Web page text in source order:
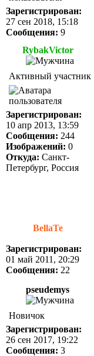
Зарегистрирован:
27 сен 2018, 15:18
Сообщения: 9
RybakVictor
Активный участник
Зарегистрирован:
10 апр 2013, 13:59
Сообщения: 244
Изображений: 0
Откуда: Санкт-
Петербург, Россия
BellaTe
Зарегистрирован:
01 май 2011, 20:29
Сообщения: 22
pseudemys
Новичок
Зарегистрирован:
26 сен 2017, 19:22
Сообщения: 3